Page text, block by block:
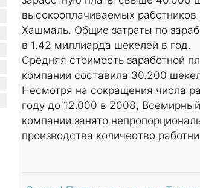
высокооплачиваемых
Хашмаль. Общие затраты по
в 1.42 миллиарда шекелей в год.
Средняя стоимость заработной
компании составила 30.200
Несмотря на сокращения числа
году до 12.000 в 2008,
компании занято
производства количество